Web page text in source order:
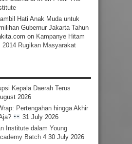
Hati Anak Muda untuk
Gubernur Jakarta Tahun
on Kampanye Hitam
2014 Rugikan Masyarakat
Kepala Daerah Terus
2026
Pertengahan hingga Akhir
31 July 2026
Institute dalam Young
Batch 4 30 July 2026